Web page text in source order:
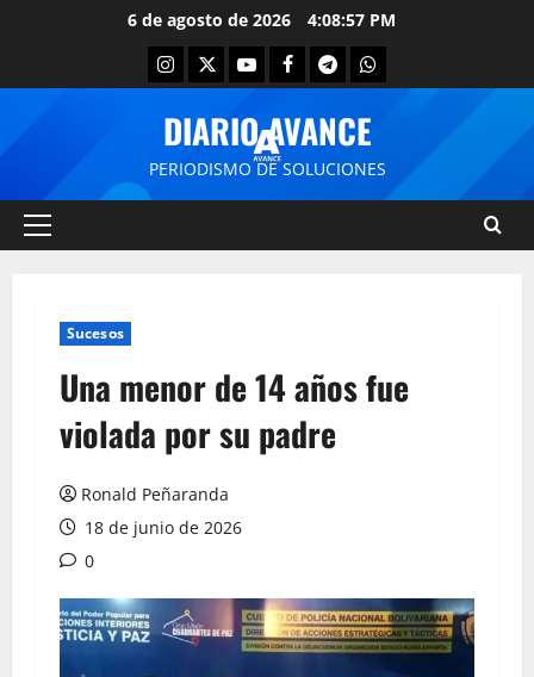
6 de agosto de 2026 4:08:57 PM
DIARIO AVANCE
PERIODISMO DE SOLUCIONES
Sucesos
Una menor de 14 años fue
violada por su padre
Ronald Peñaranda
18 de junio de 2026
0